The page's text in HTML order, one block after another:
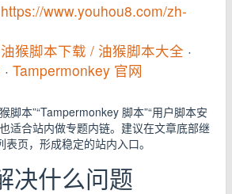
https://www.youhou8.com/zh-
油猴脚本下载 / 油猴脚本大全 ·
· Tampermonkey 官网
脚本”“Tampermonkey 脚本”“用户脚本安
适合站内做专题内链。建议在文章底部继
页，形成稳定的站内入口。
决什么问题